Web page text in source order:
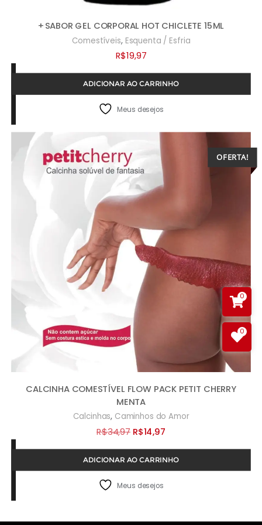
+SABOR GEL CORPORAL HOT CHICLETE 15ML
Comestíveis, Esquenta / Esfria
R$19,97
ADICIONAR AO CARRINHO
Meus desejos
OFERTA!
CALCINHA COMESTÍVEL FLOW PACK PETIT CHERRY
MENTA
Calcinhas, Caminhos do Amor
R$34,97 O
preço
original
R$34,97.
R$14,97O
preço
atual
ADICIONAR AO CARRINHO
Meus desejos
0
0